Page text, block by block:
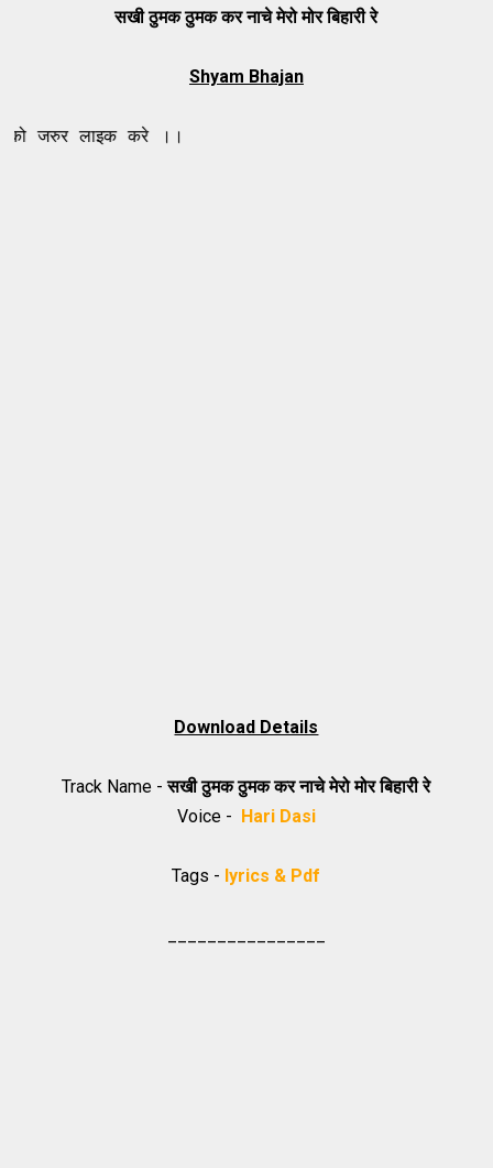
सखी ठुमक ठुमक कर नाचे मेरो मोर बिहारी रे
Shyam Bhajan
करे ।।
Download Details
Track Name -सखी ठुमक ठुमक कर नाचे मेरो मोर बिहारी रे
Voice - Hari Dasi
Tags - lyrics & Pdf